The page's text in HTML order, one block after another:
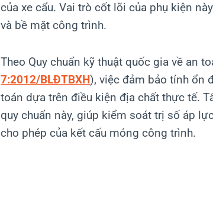
của xe cẩu. Vai trò cốt lõi của phụ kiện
và bề mặt công trình.
Theo Quy chuẩn kỹ thuật quốc gia về an
7:2012/BLĐTBXH), việc đảm bảo tính ổn
toán dựa trên điều kiện địa chất thực tế.
quy chuẩn này, giúp kiểm soát trị số áp
cho phép của kết cấu móng công trình.